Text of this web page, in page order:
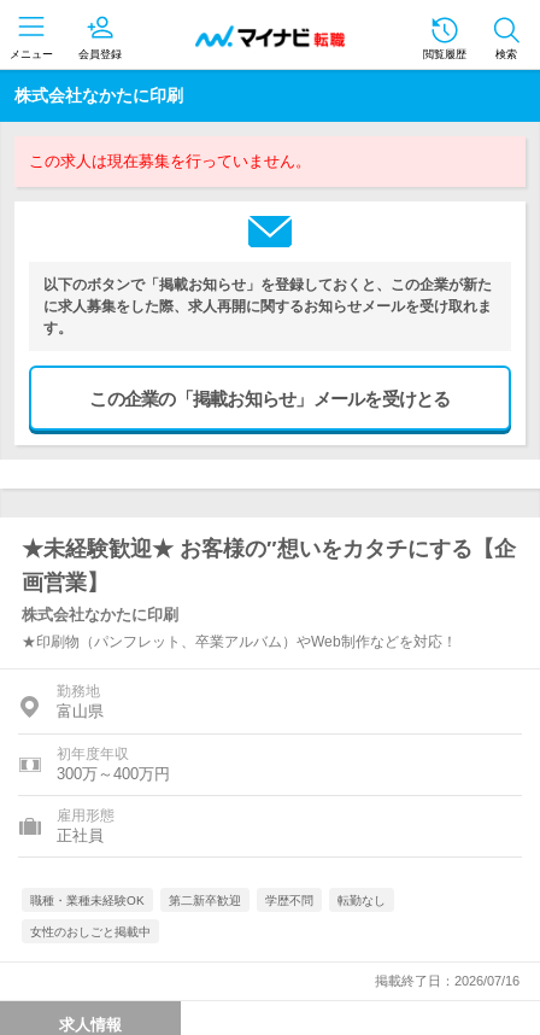
メニュー 会員登録 閲覧履歴 検索
株式会社なかたに印刷
この求人は現在募集を行っていません。
以下のボタンで「掲載お知らせ」を登録しておくと、この企業が新た
に求人募集をした際、求人再開に関するお知らせメールを受け取れま
す。
この企業の「掲載お知らせ」メールを受けとる
★未経験歓迎★ お客様の″想いをカタチにする【企
画営業】
株式会社なかたに印刷
★印刷物（パンフレット、卒業アルバム）やWeb制作などを対応！
勤務地
富山県
初年度年収
300万～400万円
雇用形態
正社員
職種・業種未経験OK 第二新卒歓迎 学歴不問 転勤なし
女性のおしごと掲載中
掲載終了日：2026/07/16
求人情報